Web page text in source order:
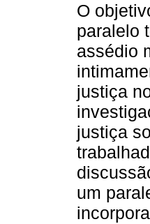
O
paralelo
assédio
justiça
justiça
um